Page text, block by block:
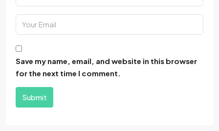
Save my name, email, and website in this browser
for the next time I comment.
Submit